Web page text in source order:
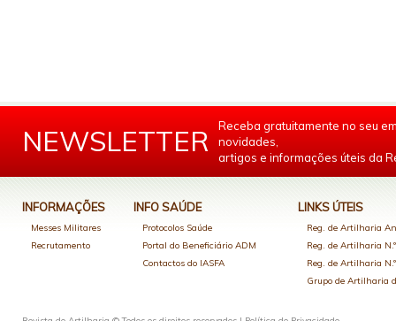
NEWSLETTER
Receba gratuitamente no seu
novidades,
artigos e informações úteis da
INFORMAÇÕES
Messes Militares
Recrutamento
INFO SAÚDE
Protocolos Saúde
Portal do Beneficiário ADM
Contactos do IASFA
LINKS ÚTEIS
Reg. de Artilharia
Reg. de Artilharia
Reg. de Artilharia
Grupo de Artilharia